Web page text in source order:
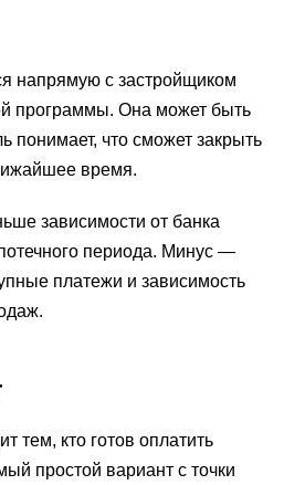
напрямую с застройщиком
программы. Она может быть
понимает, что сможет закрыть
время.
зависимости от банка
периода. Минус —
платежи и зависимость
тем, кто готов оплатить
простой вариант с точки